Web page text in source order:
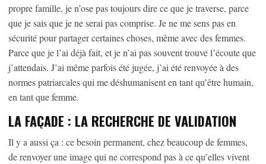
propre famille, je n’ose pas toujours dire ce que je traverse, parce
que je sais que je ne serai pas comprise. Je ne me sens pas en
sécurité pour partager certaines choses, même avec des femmes.
Parce que je l’ai déjà fait, et je n’ai pas souvent trouvé l’écoute que
j’attendais. J’ai même parfois été jugée, j’ai été renvoyée à des
normes patriarcales qui me déshumanisent en tant qu’être humain,
en tant que femme.
LA FAÇADE : LA RECHERCHE DE VALIDATION
Il y a aussi ça : ce besoin permanent, chez beaucoup de femmes,
de renvoyer une image qui ne correspond pas à ce qu’elles vivent